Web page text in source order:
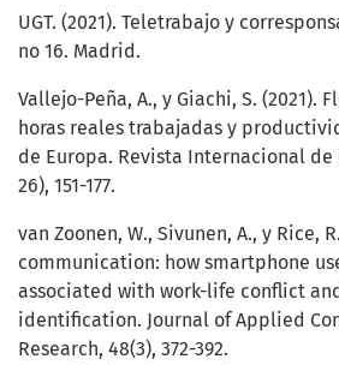
UGT. (2021). Teletrabajo y
no 16. Madrid.
Vallejo-Peña, A., y Giachi, S. (2021).
horas reales trabajadas y
de Europa. Revista Internacional de
26), 151-177.
van Zoonen, W., Sivunen, A., y Rice,
communication: how smartphone
associated with work-life conflict
identification. Journal of Applied
Research, 48(3), 372-392.